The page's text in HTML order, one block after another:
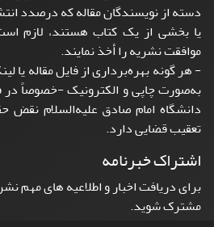
دسته از نویسندگان مقاله که درصدد
یا بخشی از یک کتاب هستند، لازم
موافقت نشریه را أخذ نمایند.
- هر گونه بهره‌برداری از فایل مقاله
به‌صورت چاپی و الکترونیک -خصوصاً
دانشگاه امام صادق علیه‌السلام نقض
تعقیب قضایی دارد.
اشتراک خبرنامه
برای دریافت اخبار و اطلاعیه های مهم
مشترک شوید.